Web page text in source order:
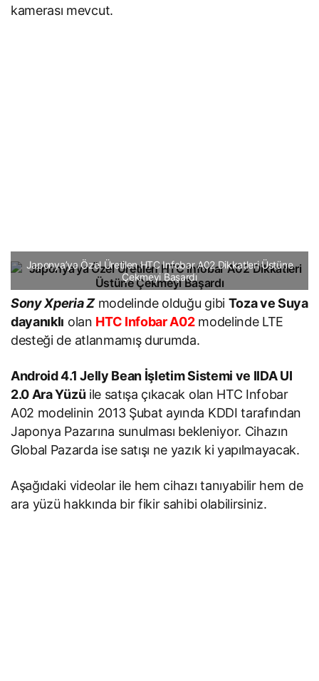
kamerası mevcut.
Japonya’ya Özel Üretilen HTC Infobar A02 Dikkatleri Üstüne
Çekmeyi Başardı
Sony Xperia Z modelinde olduğu gibi Toza ve Suya
dayanıklı olan HTC Infobar A02 modelinde LTE
desteği de atlanmamış durumda.
Android 4.1 Jelly Bean İşletim Sistemi ve IIDA UI
2.0 Ara Yüzü ile satışa çıkacak olan HTC Infobar
A02 modelinin 2013 Şubat ayında KDDI tarafından
Japonya Pazarına sunulması bekleniyor. Cihazın
Global Pazarda ise satışı ne yazık ki yapılmayacak.
Aşağıdaki videolar ile hem cihazı tanıyabilir hem de
ara yüzü hakkında bir fikir sahibi olabilirsiniz.